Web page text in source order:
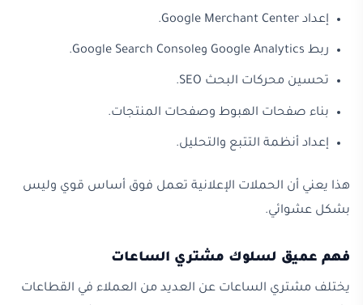
إعداد Google Merchant Center.
ربط Google Analytics وGoogle Search Console.
تحسين محركات البحث SEO.
بناء صفحات الهبوط وصفحات المنتجات.
إعداد أنظمة التتبع والتحليل.
هذا يعني أن الحملات الإعلانية تعمل فوق أساس قوي وليس
بشكل عشوائي.
فهم عميق لسلوك مشتري الساعات
يختلف مشتري الساعات عن العديد من العملاء في القطاعات